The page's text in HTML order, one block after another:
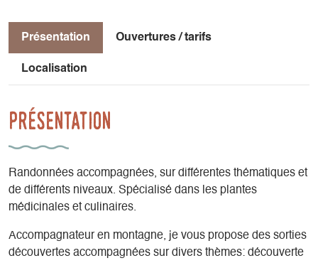
Présentation Ouvertures / tarifs
Localisation
Présentation
Randonnées accompagnées, sur différentes thématiques et
de différents niveaux. Spécialisé dans les plantes
médicinales et culinaires.
Accompagnateur en montagne, je vous propose des sorties
découvertes accompagnées sur divers thèmes: découverte